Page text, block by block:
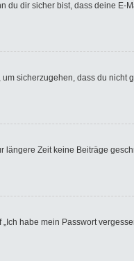
du dir sicher bist, dass deine E-
sicherzugehen, dass du nicht
längere Zeit keine Beiträge
habe mein Passwort